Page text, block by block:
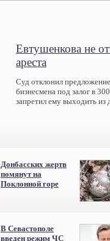
Евтушенкова не
ареста
Суд отклонил
бизнесмена под залог в
запретил ему выходить из
Донбасских жертв
помянут на
Поклонной горе
В Севастополе
введен режим ЧС